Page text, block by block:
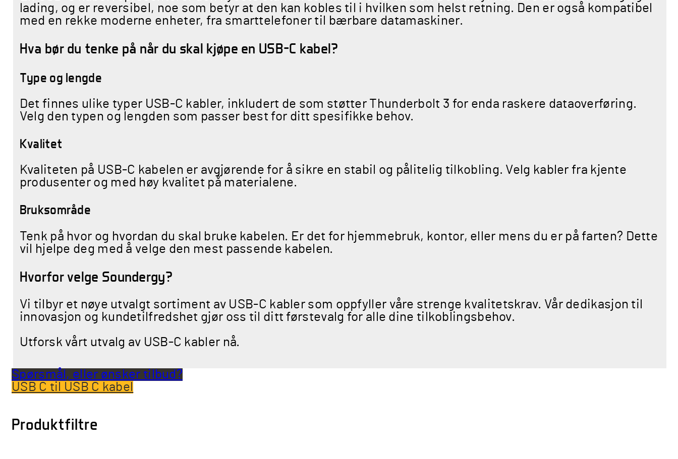
lading, og er reversibel, noe som betyr at den kan kobles til i hvilken som helst retning. Den er også kompatibel
med en rekke moderne enheter, fra smarttelefoner til bærbare datamaskiner.
Hva bør du tenke på når du skal kjøpe en USB-C kabel?
Type og lengde
Det finnes ulike typer USB-C kabler, inkludert de som støtter Thunderbolt 3 for enda raskere dataoverføring.
Velg den typen og lengden som passer best for ditt spesifikke behov.
Kvalitet
Kvaliteten på USB-C kabelen er avgjørende for å sikre en stabil og pålitelig tilkobling. Velg kabler fra kjente
produsenter og med høy kvalitet på materialene.
Bruksområde
Tenk på hvor og hvordan du skal bruke kabelen. Er det for hjemmebruk, kontor, eller mens du er på farten? Dette
vil hjelpe deg med å velge den mest passende kabelen.
Hvorfor velge Soundergy?
Vi tilbyr et nøye utvalgt sortiment av USB-C kabler som oppfyller våre strenge kvalitetskrav. Vår dedikasjon til
innovasjon og kundetilfredshet gjør oss til ditt førstevalg for alle dine tilkoblingsbehov.
Utforsk vårt utvalg av USB-C kabler nå.
Spørsmål, eller ønsker tilbud?
USB C til USB C kabel
Produktfiltre